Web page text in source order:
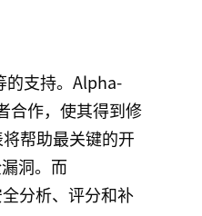
的支持。Alpha-
合作，使其得到修
帮助最关键的开
洞。而
分析、评分和补